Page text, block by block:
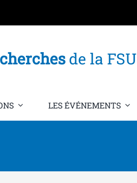
de la FSU
LES ÉVÉNEMENTS